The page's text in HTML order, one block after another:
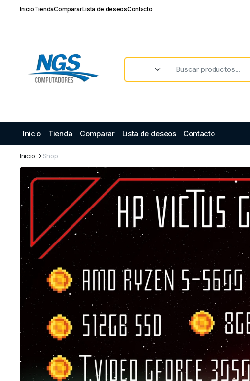
InicioTiendaCompararLista de deseosContacto
Inicio Tienda Comparar Lista de deseos Contacto
Inicio Shop